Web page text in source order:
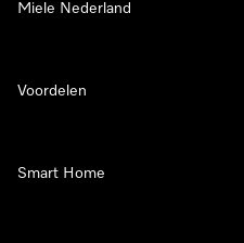
Miele Nederland
Voordelen
Smart Home